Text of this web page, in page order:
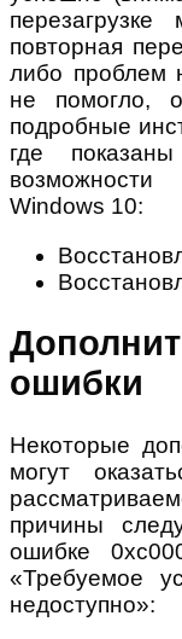
повторная
либо проблем
не помогло,
подробные
где
Windows 10:
ошибки
Некоторые
могут
причины
ошибке
«Требуемое
недоступно»: